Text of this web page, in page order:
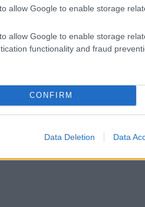
allow Google to enable storage
allow Google to enable storage
functionality and fraud
CONFIRM
Data Deletion Data